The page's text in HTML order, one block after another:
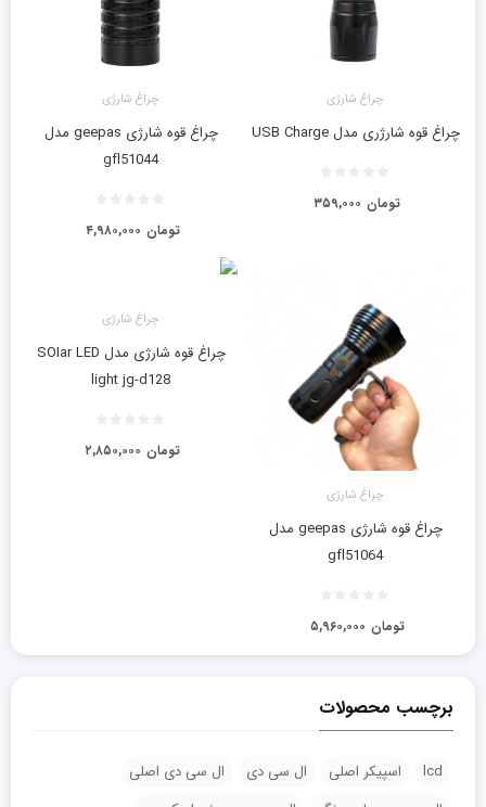
چراغ شارژی
چراغ قوه شارژری مدل USB Charge
۳۵۹,۰۰۰ تومان
چراغ شارژی
چراغ قوه شارژی geepas مدل
gfl51044
۴,۹۸۰,۰۰۰ تومان
چراغ شارژی
چراغ قوه شارژی geepas مدل
gfl51064
۵,۹۶۰,۰۰۰ تومان
چراغ شارژی
چراغ قوه شارژی مدل SOIar LED
light jg-d128
۲,۸۵۰,۰۰۰ تومان
برچسب محصولات
lcd اسپیکر اصلی ال سی دی
ال سی دی اصلی